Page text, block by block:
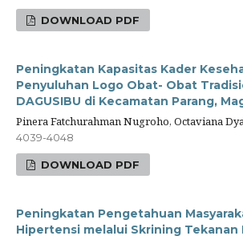
DOWNLOAD PDF
Peningkatan Kapasitas Kader
Penyuluhan Logo Obat- Obat
DAGUSIBU di Kecamatan Parang,
Pinera Fatchurahman Nugroho, Octaviana
4039-4048
DOWNLOAD PDF
Peningkatan Pengetahuan
Hipertensi melalui Skrining Tekanan